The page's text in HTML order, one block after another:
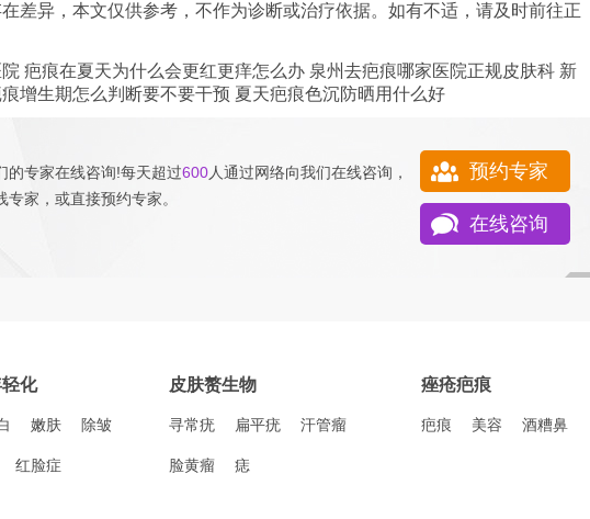
差异，本文仅供参考，不作为诊断或治疗依据。如有不适，请及时前往正
疤痕在夏天为什么会更红更痒怎么办 泉州去疤痕哪家医院正规皮肤科 新
增生期怎么判断要不要干预 夏天疤痕色沉防晒用什么好
的专家在线咨询!每天超过600人通过网络向我们在线咨询 ，
专家，或直接预约专家。
预约专家
在线咨询
化
嫩肤 除皱
红脸症
皮肤赘生物
寻常疣 扁平疣 汗管瘤
脸黄瘤 痣
痤疮疤痕
疤痕 美容 酒糟鼻